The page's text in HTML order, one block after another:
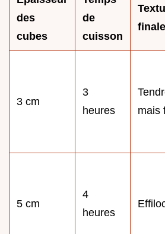
des
cubes
de
cuisson
finale
3 cm
3
heures
mais
5 cm
4
heures